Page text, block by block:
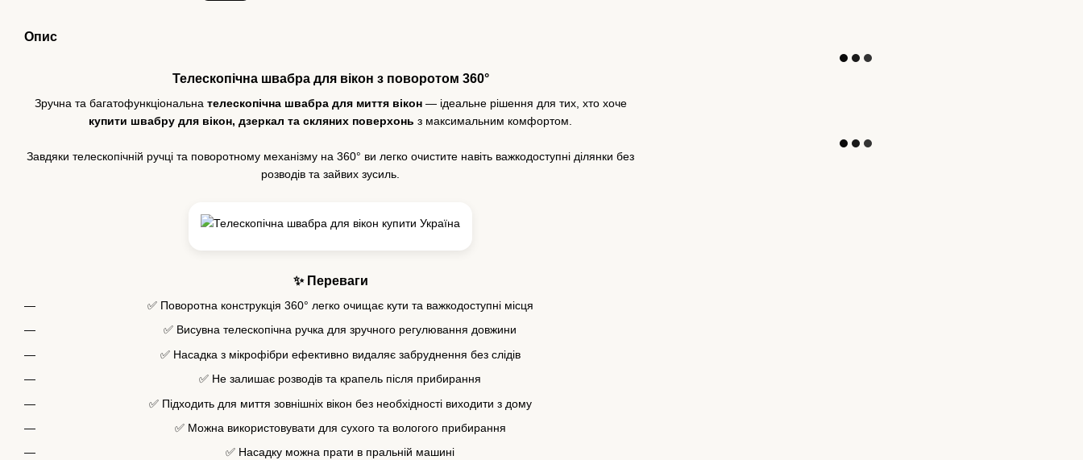
Опис
Телескопічна швабра для вікон з поворотом 360°
Зручна та багатофункціональна телескопічна швабра для миття вікон— ідеальне рішення для тих, хто хоче
купити швабру для вікон, дзеркал та скляних поверхонь з максимальним комфортом.
Завдяки телескопічній ручці та поворотному механізму на 360° ви легко очистите навіть важкодоступні ділянки без
розводів та зайвих зусиль.
✨ Переваги
✅ Поворотна конструкція 360° легко очищає кути та важкодоступні місця
✅ Висувна телескопічна ручка для зручного регулювання довжини
✅ Насадка з мікрофібри ефективно видаляє забруднення без слідів
✅ Не залишає розводів та крапель після прибирання
✅ Підходить для миття зовнішніх вікон без необхідності виходити з дому
✅ Можна використовувати для сухого та вологого прибирання
✅ Насадку можна прати в пральній машині